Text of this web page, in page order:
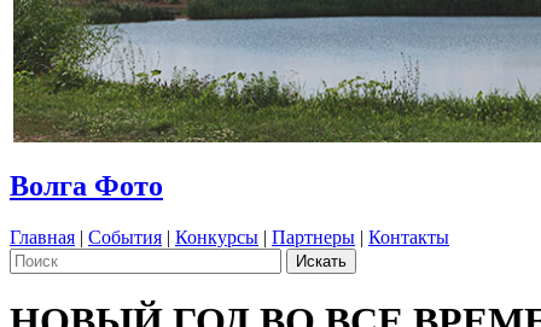
Волга Фото
Главная | События | Конкурсы | Партнеры | Контакты